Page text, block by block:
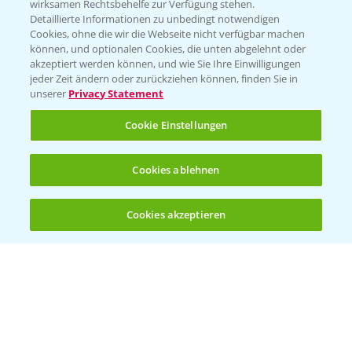
(noch 4)
Folgen Sie uns
Allgemeine Nutzungsbedingungen
Datenschutzerklärung
Impressum
Gebrauchshinweise
wirksamen Rechtsbehelfe zur Verfügung stehen.
Detaillierte Informationen zu unbedingt notwendigen
Cookies, ohne die wir die Webseite nicht verfügbar machen
können, und optionalen Cookies, die unten abgelehnt oder
akzeptiert werden können, und wie Sie Ihre Einwilligungen
jeder Zeit ändern oder zurückziehen können, finden Sie in
unserer Privacy Statement
Cookie Einstellungen
Cookies ablehnen
Cookies akzeptieren